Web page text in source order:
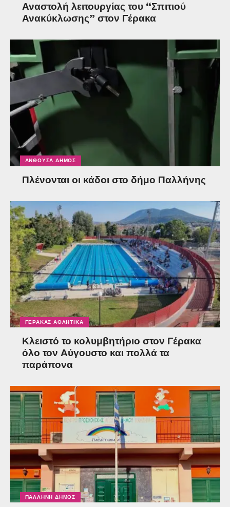
Αναστολή λειτουργίας του “Σπιτιού
Ανακύκλωσης” στον Γέρακα
ΑΝΘΟΎΣΑ ΔΉΜΟΣ
Πλένονται οι κάδοι στο δήμο Παλλήνης
ΓΈΡΑΚΑΣ ΑΘΛΗΤΙΚΆ
Κλειστό το κολυμβητήριο στον Γέρακα
όλο τον Αύγουστο και πολλά τα
παράπονα
ΠΑΛΛΉΝΗ ΔΉΜΟΣ